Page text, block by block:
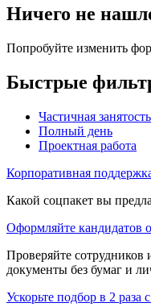
Ничего не
Попробуйте изменить
Быстрые
Частичная занятость
Полный день
Проектная работа
Корпоративная
Какой соцпакет вы
Оформляйте кандидатов
Проверяйте
документы без бумаг и
Ускорьте подбор в 2 раза